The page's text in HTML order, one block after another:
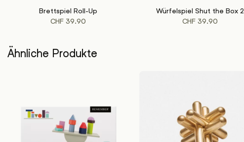
IN DEN WARENKORB
Brettspiel Roll-Up
CHF 39.90
IN DEN WARENKORB
Würfelspiel Shut the Box 2
CHF 39.90
Ähnliche Produkte